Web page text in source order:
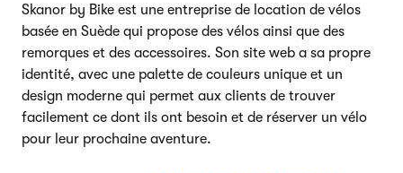
Skanor by Bike est une entreprise de location de vélos
basée en Suède qui propose des vélos ainsi que des
remorques et des accessoires. Son site web a sa propre
identité, avec une palette de couleurs unique et un
design moderne qui permet aux clients de trouver
facilement ce dont ils ont besoin et de réserver un vélo
pour leur prochaine aventure.